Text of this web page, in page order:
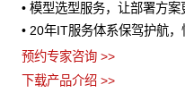
• 模型选型服务，让部署方
• 20年IT服务体系保驾护航
预约专家咨询 >>
下载产品介绍 >>